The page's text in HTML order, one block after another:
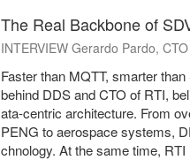
The Real Backbone of
INTERVIEW Gerardo Pardo,
Faster than MQTT, smarter
behind DDS and CTO of RTI,
ata-centric architecture. From
PENG to aerospace systems,
chnology. At the same time, RTI